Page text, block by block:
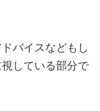
バイスなどもし
している部分で